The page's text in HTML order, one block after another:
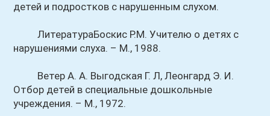
детей и подростков с нарушенным слухом.
ЛитератураБоскис P.M. Учителю о детях с
нарушениями слуха. – М., 1988.
Ветер А. А. Выгодская Г. Л, Леонгард Э. И.
Отбор детей в специальные дошкольные
учреждения. – М., 1972.